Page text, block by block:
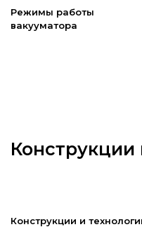
Режимы работы
вакууматора
Конструкции
Конструкции и